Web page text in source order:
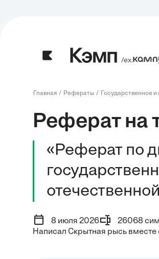
/ех.
Главная Рефераты Государственное
Реферат на
«Реферат по
8 июля 2026 26068
Написал Скрытная рысь вместе